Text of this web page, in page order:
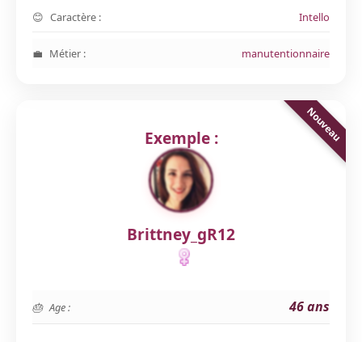
Caractère : Intello
Métier : manutentionnaire
Exemple :
Brittney_gR12
Age : 46 ans